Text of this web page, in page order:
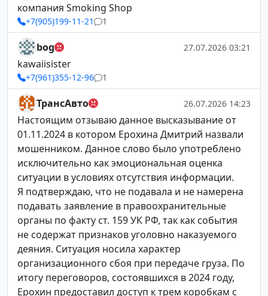
компания Smoking Shop
+7(905)199-11-21 1
bog 27.07.2026 03:21
kawaiisister
+7(961)355-12-96 1
ТрансАвто 26.07.2026 14:23
Настоящим отзываю данное высказывание от
01.11.2024 в котором Ерохина Дмитрий назвали
мошенником. Данное слово было употреблено
исключительно как эмоциональная оценка
ситуации в условиях отсутствия информации.
Я подтверждаю, что не подавала и не намерена
подавать заявление в правоохранительные
органы по факту ст. 159 УК РФ, так как события
не содержат признаков уголовно наказуемого
деяния. Ситуация носила характер
организационного сбоя при передаче груза. По
итогу переговоров, состоявшихся в 2024 году,
Ерохин предоставил доступ к трем коробкам с